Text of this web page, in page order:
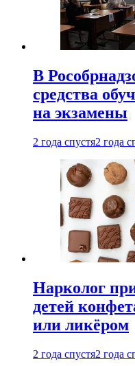
В
средства
на экзамены
2 года спустя2 года
Нарколог
детей
или ликёром
2 года спустя2 года